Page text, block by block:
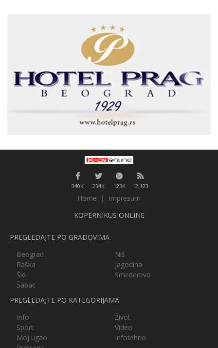
340K 234K 123K 12,123
Home |
Impresum
KOPERNIKUS ONLINE
PREGLEDAJTE PO GRADOVIMA
Beograd
Niš
Raška
Jagodina
Šid
Smederevo
Šabac
PREGLEDAJTE PO KATEGORIJAMA
Info
Život
Sport
Video
Moj ugao
Infotehno